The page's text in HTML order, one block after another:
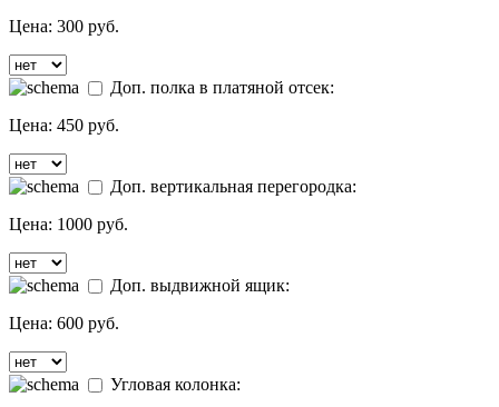
Цена: 300 руб.
Доп. полка в платяной отсек:
Цена: 450 руб.
Доп. вертикальная перегородка:
Цена: 1000 руб.
Доп. выдвижной ящик:
Цена: 600 руб.
Угловая колонка: